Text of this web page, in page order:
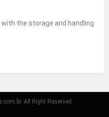
the storage and handling
All Right Reserved.